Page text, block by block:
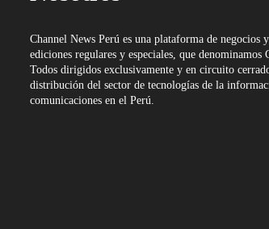
Channel News Perú es una plataforma de negocios
ediciones regulares y especiales, que denominamos
Todos dirigidos exclusivamente y en circuito
distribución del sector de tecnologías de la
comunicaciones en el Perú.